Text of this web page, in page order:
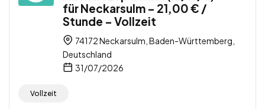
für Neckarsulm – 21,00 € /
Stunde – Vollzeit
74172 Neckarsulm, Baden-Württemberg,
Deutschland
31/07/2026
Vollzeit